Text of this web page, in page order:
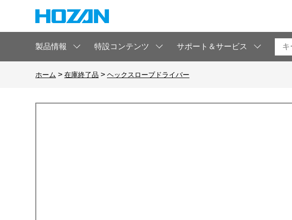
製品情報 特設コンテンツ サポート＆サービス
ホーム > 在庫終了品 > ヘックスローブドライバー